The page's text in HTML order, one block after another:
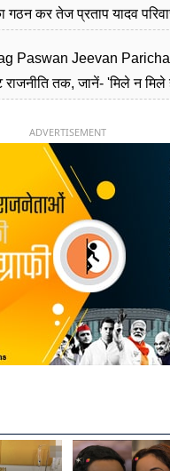
गठन कर तेज प्रताप यादव
Paswan Jeevan
राजनीति तक, जानें- 'मिले न मिले
ADVERTISEMENT